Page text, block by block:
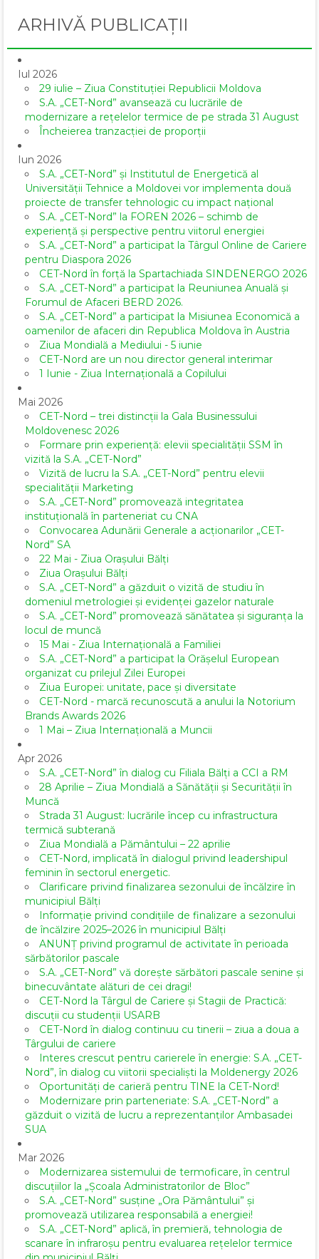
ARHIVĂ PUBLICAȚII
Iul 2026
29 iulie – Ziua Constituției Republicii Moldova
S.A. „CET-Nord” avansează cu lucrările de
modernizare a rețelelor termice de pe strada 31 August
Încheierea tranzacției de proporții
Iun 2026
S.A. „CET-Nord” și Institutul de Energetică al
Universității Tehnice a Moldovei vor implementa două
proiecte de transfer tehnologic cu impact național
S.A. „CET-Nord” la FOREN 2026 – schimb de
experiență și perspective pentru viitorul energiei
S.A. „CET-Nord” a participat la Târgul Online de Cariere
pentru Diaspora 2026
CET-Nord în forță la Spartachiada SINDENERGO 2026
S.A. „CET-Nord” a participat la Reuniunea Anuală și
Forumul de Afaceri BERD 2026.
S.A. „CET-Nord” a participat la Misiunea Economică a
oamenilor de afaceri din Republica Moldova în Austria
Ziua Mondială a Mediului - 5 iunie
CET-Nord are un nou director general interimar
1 Iunie - Ziua Internațională a Copilului
Mai 2026
CET-Nord – trei distincții la Gala Businessului
Moldovenesc 2026
Formare prin experiență: elevii specialității SSM în
vizită la S.A. „CET-Nord”
Vizită de lucru la S.A. „CET-Nord” pentru elevii
specialității Marketing
S.A. „CET-Nord” promovează integritatea
instituțională în parteneriat cu CNA
Convocarea Adunării Generale a acționarilor „CET-
Nord” SA
22 Mai - Ziua Orașului Bălți
Ziua Orașului Bălți
S.A. „CET-Nord” a găzduit o vizită de studiu în
domeniul metrologiei și evidenței gazelor naturale
S.A. „CET-Nord” promovează sănătatea și siguranța la
locul de muncă
15 Mai - Ziua Internațională a Familiei
S.A. „CET-Nord” a participat la Orășelul European
organizat cu prilejul Zilei Europei
Ziua Europei: unitate, pace și diversitate
CET-Nord - marcă recunoscută a anului la Notorium
Brands Awards 2026
1 Mai – Ziua Internațională a Muncii
Apr 2026
S.A. „CET-Nord” în dialog cu Filiala Bălți a CCI a RM
28 Aprilie – Ziua Mondială a Sănătății și Securității în
Muncă
Strada 31 August: lucrările încep cu infrastructura
termică subterană
Ziua Mondială a Pământului – 22 aprilie
CET-Nord, implicată în dialogul privind leadershipul
feminin în sectorul energetic.
Clarificare privind finalizarea sezonului de încălzire în
municipiul Bălți
Informație privind condițiile de finalizare a sezonului
de încălzire 2025–2026 în municipiul Bălți
ANUNȚ privind programul de activitate în perioada
sărbătorilor pascale
S.A. „CET-Nord” vă dorește sărbători pascale senine și
binecuvântate alături de cei dragi!
CET-Nord la Târgul de Cariere și Stagii de Practică:
discuții cu studenții USARB
CET-Nord în dialog continuu cu tinerii – ziua a doua a
Târgului de cariere
Interes crescut pentru carierele în energie: S.A. „CET-
Nord”, în dialog cu viitorii specialiști la Moldenergy 2026
Oportunități de carieră pentru TINE la CET-Nord!
Modernizare prin parteneriate: S.A. „CET-Nord” a
găzduit o vizită de lucru a reprezentanților Ambasadei
SUA
Mar 2026
Modernizarea sistemului de termoficare, în centrul
discuțiilor la „Școala Administratorilor de Bloc”
S.A. „CET-Nord” susține „Ora Pământului” și
promovează utilizarea responsabilă a energiei!
S.A. „CET-Nord” aplică, în premieră, tehnologia de
scanare în infraroșu pentru evaluarea rețelelor termice